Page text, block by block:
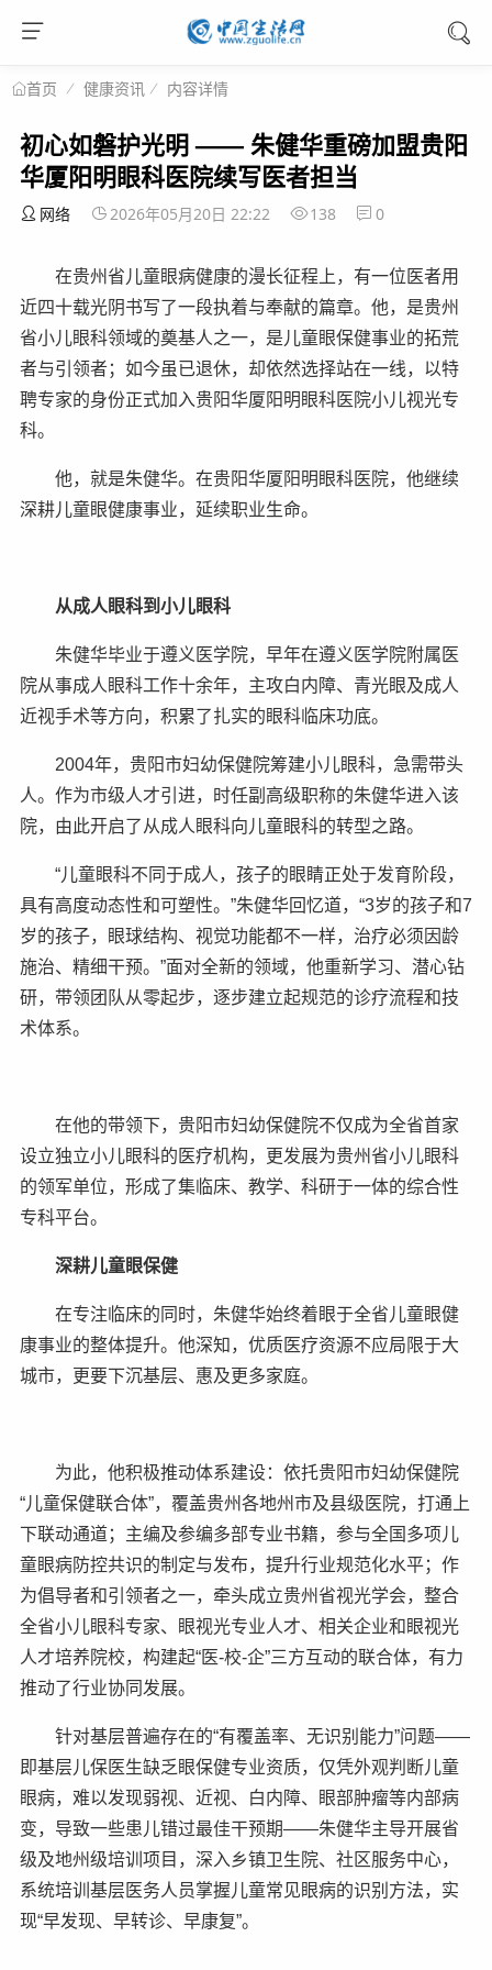
首页 健康资讯 内容详情
初心如磐护光明 —— 朱健华重磅加盟贵阳
华厦阳明眼科医院续写医者担当
网络 2026年05月20日 22:22 138 0
在贵州省儿童眼病健康的漫长征程上，有一位医者用
近四十载光阴书写了一段执着与奉献的篇章。他，是贵州
省小儿眼科领域的奠基人之一，是儿童眼保健事业的拓荒
者与引领者；如今虽已退休，却依然选择站在一线，以特
聘专家的身份正式加入贵阳华厦阳明眼科医院小儿视光专
科。
他，就是朱健华。在贵阳华厦阳明眼科医院，他继续
深耕儿童眼健康事业，延续职业生命。
从成人眼科到小儿眼科
朱健华毕业于遵义医学院，早年在遵义医学院附属医
院从事成人眼科工作十余年，主攻白内障、青光眼及成人
近视手术等方向，积累了扎实的眼科临床功底。
2004年，贵阳市妇幼保健院筹建小儿眼科，急需带头
人。作为市级人才引进，时任副高级职称的朱健华进入该
院，由此开启了从成人眼科向儿童眼科的转型之路。
“儿童眼科不同于成人，孩子的眼睛正处于发育阶段，
具有高度动态性和可塑性。”朱健华回忆道，“3岁的孩子和7
岁的孩子，眼球结构、视觉功能都不一样，治疗必须因龄
施治、精细干预。”面对全新的领域，他重新学习、潜心钻
研，带领团队从零起步，逐步建立起规范的诊疗流程和技
术体系。
在他的带领下，贵阳市妇幼保健院不仅成为全省首家
设立独立小儿眼科的医疗机构，更发展为贵州省小儿眼科
的领军单位，形成了集临床、教学、科研于一体的综合性
专科平台。
深耕儿童眼保健
在专注临床的同时，朱健华始终着眼于全省儿童眼健
康事业的整体提升。他深知，优质医疗资源不应局限于大
城市，更要下沉基层、惠及更多家庭。
为此，他积极推动体系建设：依托贵阳市妇幼保健院
“儿童保健联合体”，覆盖贵州各地州市及县级医院，打通上
下联动通道；主编及参编多部专业书籍，参与全国多项儿
童眼病防控共识的制定与发布，提升行业规范化水平；作
为倡导者和引领者之一，牵头成立贵州省视光学会，整合
全省小儿眼科专家、眼视光专业人才、相关企业和眼视光
人才培养院校，构建起“医-校-企”三方互动的联合体，有力
推动了行业协同发展。
针对基层普遍存在的“有覆盖率、无识别能力”问题——
即基层儿保医生缺乏眼保健专业资质，仅凭外观判断儿童
眼病，难以发现弱视、近视、白内障、眼部肿瘤等内部病
变，导致一些患儿错过最佳干预期——朱健华主导开展省
级及地州级培训项目，深入乡镇卫生院、社区服务中心，
系统培训基层医务人员掌握儿童常见眼病的识别方法，实
现“早发现、早转诊、早康复”。